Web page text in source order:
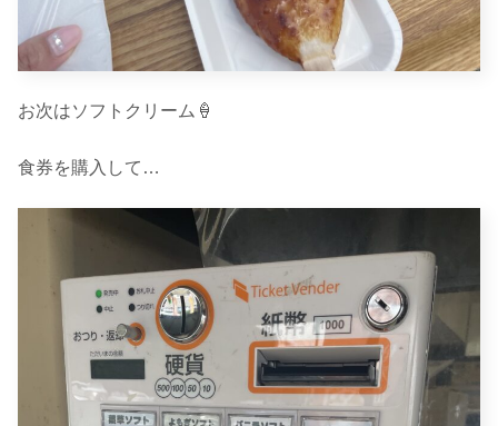
お次はソフトクリーム🍦
食券を購入して…